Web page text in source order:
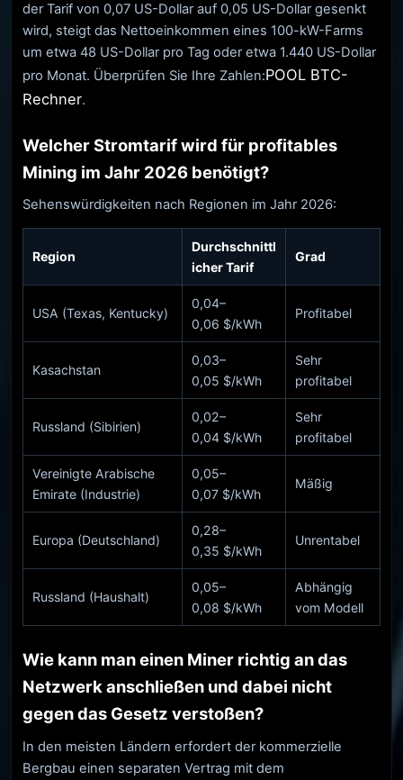
der Tarif von 0,07 US-Dollar auf 0,05 US-Dollar gesenkt
wird, steigt das Nettoeinkommen eines 100-kW-Farms
um etwa 48 US-Dollar pro Tag oder etwa 1.440 US-Dollar
pro Monat. Überprüfen Sie Ihre Zahlen:POOL BTC-
Rechner.
Welcher Stromtarif wird für profitables
Mining im Jahr 2026 benötigt?
Sehenswürdigkeiten nach Regionen im Jahr 2026:
Region
Durchschnittl
icher Tarif
Grad
USA (Texas, Kentucky)
0,04–
0,06 $/kWh
Profitabel
Kasachstan
0,03–
0,05 $/kWh
Sehr
profitabel
Russland (Sibirien)
0,02–
0,04 $/kWh
Sehr
profitabel
Vereinigte Arabische
Emirate (Industrie)
0,05–
0,07 $/kWh
Mäßig
Europa (Deutschland)
0,28–
0,35 $/kWh
Unrentabel
Russland (Haushalt)
0,05–
0,08 $/kWh
Abhängig
vom Modell
Wie kann man einen Miner richtig an das
Netzwerk anschließen und dabei nicht
gegen das Gesetz verstoßen?
In den meisten Ländern erfordert der kommerzielle
Bergbau einen separaten Vertrag mit dem